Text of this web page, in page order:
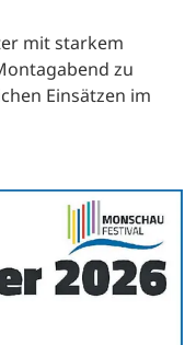
mit starkem
zu
Einsätzen im